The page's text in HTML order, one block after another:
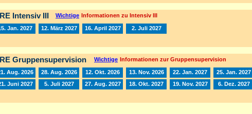
Intensiv III Wichtige Informationen zu Intensiv III
Jan. 2027 12. März 2027 16. April 2027 2. Juli 2027
Gruppensupervision Wichtige Informationen zur Gruppensupervision
Aug. 2026 28. Aug. 2026 12. Okt. 2026 13. Nov. 2026 22. Jan. 2027 25. Jan. 2027
Juni 2027
5. Juli 2027 27. Aug. 2027 18. Okt. 2027 19. Nov. 2027 6. Dez. 2027